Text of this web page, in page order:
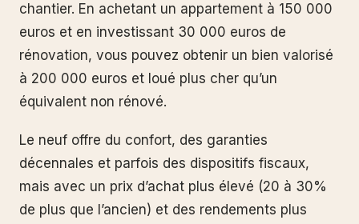
chantier. En achetant un appartement à 150 000
euros et en investissant 30 000 euros de
rénovation, vous pouvez obtenir un bien valorisé
à 200 000 euros et loué plus cher qu’un
équivalent non rénové.
Le neuf offre du confort, des garanties
décennales et parfois des dispositifs fiscaux,
mais avec un prix d’achat plus élevé (20 à 30%
de plus que l’ancien) et des rendements plus